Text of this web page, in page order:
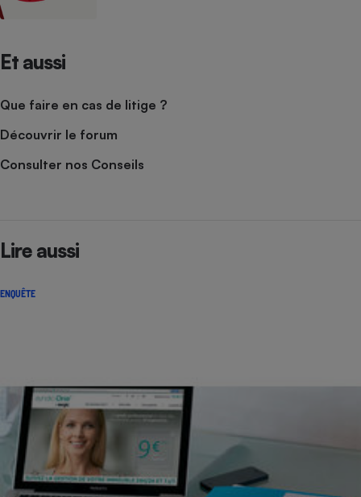
Et aussi
Que faire en cas de litige ?
Découvrir le forum
Consulter nos Conseils
Lire aussi
ENQUÊTE